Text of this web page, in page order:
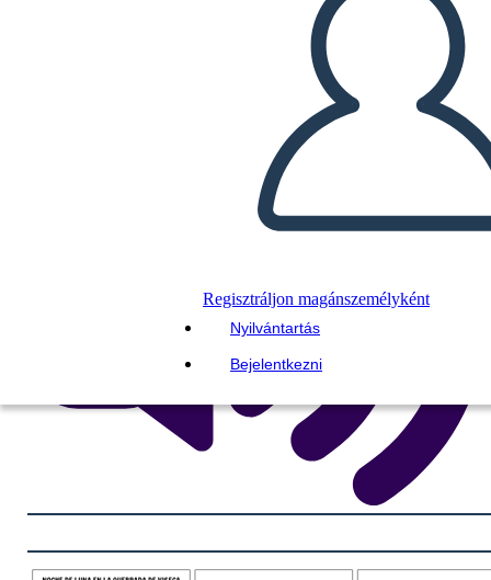
Regisztráljon magánszemélyként
Nyilvántartás
Bejelentkezni
DIAVETÍTÉS LEJÁTSZÁSA
OLVASS NEKEM